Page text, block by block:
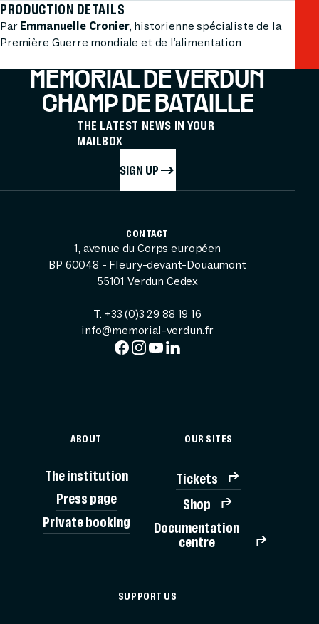
PRODUCTION DETAILS
Par Emmanuelle Cronier, historienne spécialiste de la
Première Guerre mondiale et de l’alimentation
MÉMORIAL DE VERDUN
CHAMP DE BATAILLE
THE LATEST NEWS IN YOUR
MAILBOX
SIGN UP
CONTACT
1, avenue du Corps européen
BP 60048 - Fleury-devant-Douaumont
55101 Verdun Cedex
T. +33 (0)3 29 88 19 16
info@memorial-verdun.fr
ABOUT
The institution
Press page
Private booking
OUR SITES
Tickets
Shop
Documentation
centre
SUPPORT US